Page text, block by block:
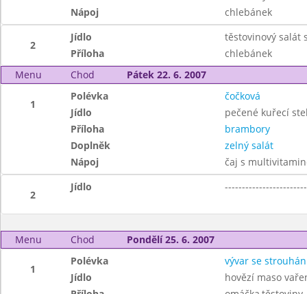
Nápoj
chlebánek
2
Jídlo
těstovinový salát
Příloha
chlebánek
Menu
Chod Pátek 22. 6. 2007
1
Polévka
čočková
Jídlo
pečené kuřecí
Příloha
brambory
Doplněk
zelný salát
Nápoj
čaj s
2
Jídlo
Menu Chod Pondělí 25. 6. 2007
1
Polévka
vývar se
Jídlo
hovězí maso